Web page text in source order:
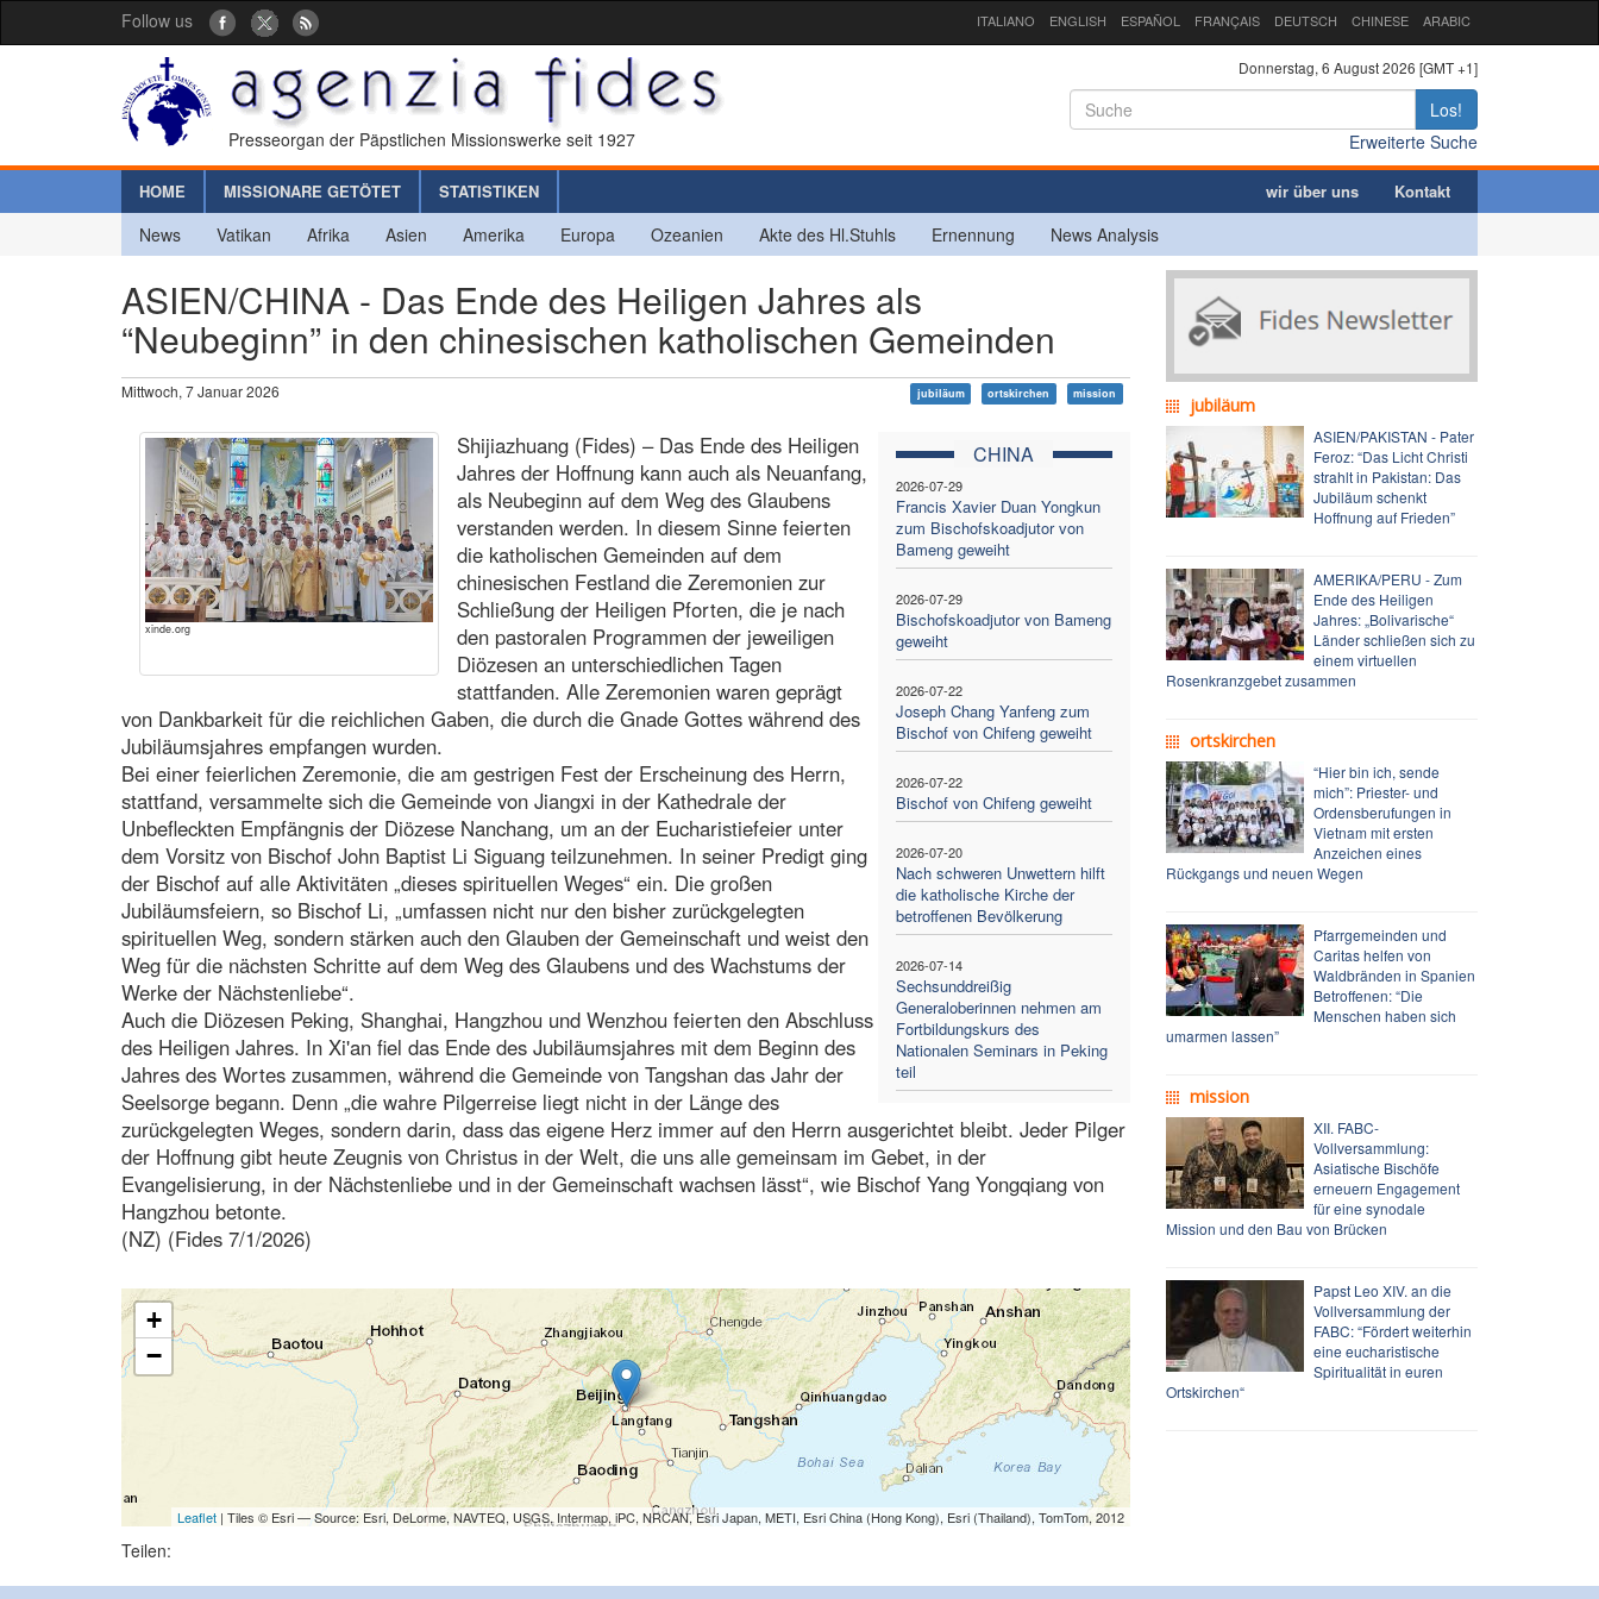
Follow us ITALIANO ENGLISH ESPAÑOL FRANÇAIS DEUTSCH CHINESE ARABIC
Presseorgan der Päpstlichen Missionswerke seit 1927
Donnerstag, 6 August 2026 [GMT +1]
Los!
Erweiterte Suche
HOME MISSIONARE GETÖTET STATISTIKEN wir über uns Kontakt
News Vatikan Afrika Asien Amerika Europa Ozeanien Akte des Hl.Stuhls Ernennung News Analysis
ASIEN/CHINA - Das Ende des Heiligen Jahres als
“Neubeginn” in den chinesischen katholischen Gemeinden
Mittwoch, 7 Januar 2026 jubiläum ortskirchen mission
xinde.org
CHINA
2026-07-29
Francis Xavier Duan Yongkun
zum Bischofskoadjutor von
Bameng geweiht
2026-07-29
Bischofskoadjutor von Bameng
geweiht
2026-07-22
Joseph Chang Yanfeng zum
Bischof von Chifeng geweiht
2026-07-22
Bischof von Chifeng geweiht
2026-07-20
Nach schweren Unwettern hilft
die katholische Kirche der
betroffenen Bevölkerung
2026-07-14
Sechsunddreißig
Generaloberinnen nehmen am
Fortbildungskurs des
Nationalen Seminars in Peking
teil
Shijiazhuang (Fides) – Das Ende des Heiligen
Jahres der Hoffnung kann auch als Neuanfang,
als Neubeginn auf dem Weg des Glaubens
verstanden werden. In diesem Sinne feierten
die katholischen Gemeinden auf dem
chinesischen Festland die Zeremonien zur
Schließung der Heiligen Pforten, die je nach
den pastoralen Programmen der jeweiligen
Diözesen an unterschiedlichen Tagen
stattfanden. Alle Zeremonien waren geprägt
von Dankbarkeit für die reichlichen Gaben, die durch die Gnade Gottes während des
Jubiläumsjahres empfangen wurden.
Bei einer feierlichen Zeremonie, die am gestrigen Fest der Erscheinung des Herrn,
stattfand, versammelte sich die Gemeinde von Jiangxi in der Kathedrale der
Unbefleckten Empfängnis der Diözese Nanchang, um an der Eucharistiefeier unter
dem Vorsitz von Bischof John Baptist Li Siguang teilzunehmen. In seiner Predigt ging
der Bischof auf alle Aktivitäten „dieses spirituellen Weges“ ein. Die großen
Jubiläumsfeiern, so Bischof Li, „umfassen nicht nur den bisher zurückgelegten
spirituellen Weg, sondern stärken auch den Glauben der Gemeinschaft und weist den
Weg für die nächsten Schritte auf dem Weg des Glaubens und des Wachstums der
Werke der Nächstenliebe“.
Auch die Diözesen Peking, Shanghai, Hangzhou und Wenzhou feierten den Abschluss
des Heiligen Jahres. In Xi'an fiel das Ende des Jubiläumsjahres mit dem Beginn des
Jahres des Wortes zusammen, während die Gemeinde von Tangshan das Jahr der
Seelsorge begann. Denn „die wahre Pilgerreise liegt nicht in der Länge des
zurückgelegten Weges, sondern darin, dass das eigene Herz immer auf den Herrn ausgerichtet bleibt. Jeder Pilger
der Hoffnung gibt heute Zeugnis von Christus in der Welt, die uns alle gemeinsam im Gebet, in der
Evangelisierung, in der Nächstenliebe und in der Gemeinschaft wachsen lässt“, wie Bischof Yang Yongqiang von
Hangzhou betonte.
(NZ) (Fides 7/1/2026)
+
−
Leaflet| Tiles © Esri — Source: Esri, DeLorme, NAVTEQ, USGS, Intermap, iPC, NRCAN, Esri Japan, METI, Esri China (Hong Kong), Esri (Thailand), TomTom, 2012
Teilen:
jubiläum
ASIEN/PAKISTAN - Pater
Feroz: “Das Licht Christi
strahlt in Pakistan: Das
Jubiläum schenkt
Hoffnung auf Frieden”
AMERIKA/PERU - Zum
Ende des Heiligen
Jahres: „Bolivarische“
Länder schließen sich zu
einem virtuellen
Rosenkranzgebet zusammen
ortskirchen
“Hier bin ich, sende
mich”: Priester- und
Ordensberufungen in
Vietnam mit ersten
Anzeichen eines
Rückgangs und neuen Wegen
Pfarrgemeinden und
Caritas helfen von
Waldbränden in Spanien
Betroffenen: “Die
Menschen haben sich
umarmen lassen”
mission
XII. FABC-
Vollversammlung:
Asiatische Bischöfe
erneuern Engagement
für eine synodale
Mission und den Bau von Brücken
Papst Leo XIV. an die
Vollversammlung der
FABC: “Fördert weiterhin
eine eucharistische
Spiritualität in euren
Ortskirchen“